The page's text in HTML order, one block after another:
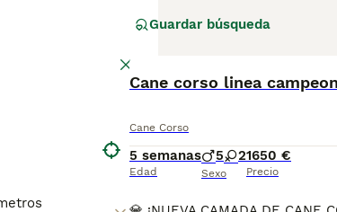
Italia natal gracias a su
deberá inscribirse en una lista
Guardar búsqueda
Cane corso linea
Cane Corso
5 semanas
Edad
5 2
Sexo
1650 €
Precio